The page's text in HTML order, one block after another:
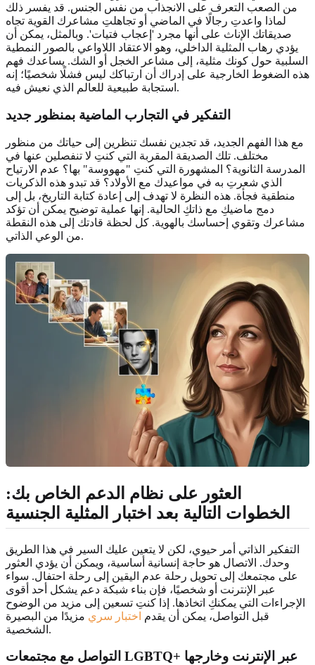
من الصعب التعرف على الانجذاب من نفس الجنس. قد يفسر ذلك
لماذا واعدتِ رجالًا في الماضي أو تجاهلتِ مشاعرك القوية تجاه
صديقاتك الإناث على أنها مجرد 'إعجاب فتيات'. وبالمثل، يمكن أن
يؤدي رهاب المثلية الداخلي، وهو الاعتقاد اللاواعي بالصور النمطية
السلبية حول كونك مثلية، إلى مشاعر الخجل أو الشك. يساعدك فهم
هذه الضغوط الخارجية على إدراك أن ارتباكك ليس فشلًا شخصيًا؛ إنه
استجابة طبيعية للعالم الذي نعيش فيه.
التفكير في التجارب الماضية بمنظور جديد
مع هذا الفهم الجديد، قد تجدين نفسك تنظرين إلى حياتك من منظور
مختلف. تلك الصديقة المقربة التي كنتِ لا تنفصلين عنها في
المدرسة الثانوية؟ المشهورة التي كنتِ "مهووسة" بها؟ عدم الارتياح
الذي شعرتِ به في مواعيدك مع الأولاد؟ قد تبدو هذه الذكريات
منطقية فجأة. هذه النظرة لا تهدف إلى إعادة كتابة التاريخ، بل إلى
دمج ماضيكِ مع ذاتكِ الحالية. إنها عملية توضيح يمكن أن تؤكد
مشاعرك وتقوي إحساسك بالهوية. كل لحظة قادتك إلى هذه النقطة
من الوعي الذاتي.
العثور على نظام الدعم الخاص بك:
الخطوات التالية بعد اختبار المثلية الجنسية
التفكير الذاتي أمر حيوي، لكن لا يتعين عليك السير في هذا الطريق
وحدك. الاتصال هو حاجة إنسانية أساسية، ويمكن أن يؤدي العثور
على مجتمعك إلى تحويل رحلة عدم اليقين إلى رحلة احتفال. سواء
عبر الإنترنت أو شخصيًا، فإن بناء شبكة دعم يشكل أحد أقوى
الإجراءات التي يمكنكِ اتخاذها. إذا كنتِ تسعين إلى مزيد من الوضوح
قبل التواصل، يمكن أن يقدم اختبار سري مزيدًا من البصيرة
الشخصية.
التواصل مع مجتمعات LGBTQ+ عبر الإنترنت وخارجها